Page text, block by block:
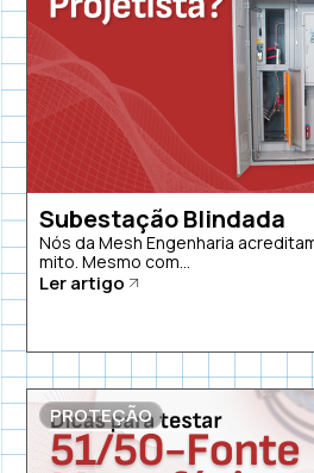
Subestação Blindada
Nós da Mesh Engenharia
mito. Mesmo com...
Ler artigo
PROTEÇÃO